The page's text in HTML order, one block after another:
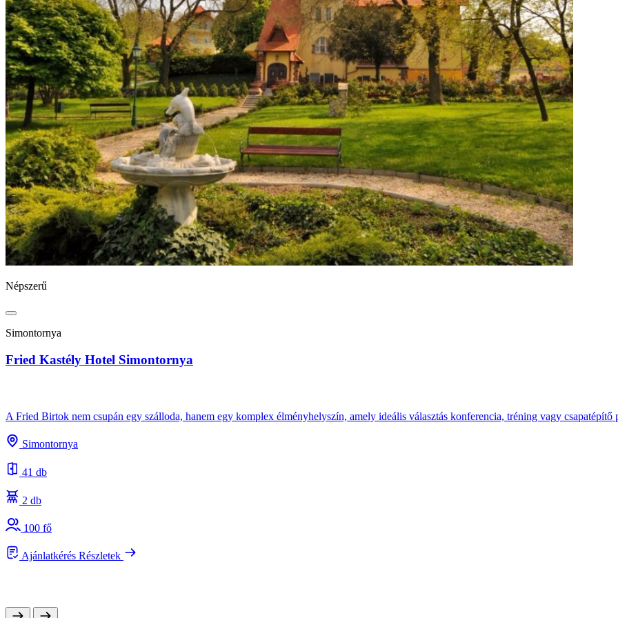
Népszerű
Simontornya
Fried Kastély Hotel Simontornya
A Fried Birtok nem csupán egy szálloda, hanem egy komplex élményhelyszín, amely ideális választás konferencia, tréning vagy csapatépítő
Simontornya
41 db
2 db
100 fő
Ajánlatkérés Részletek